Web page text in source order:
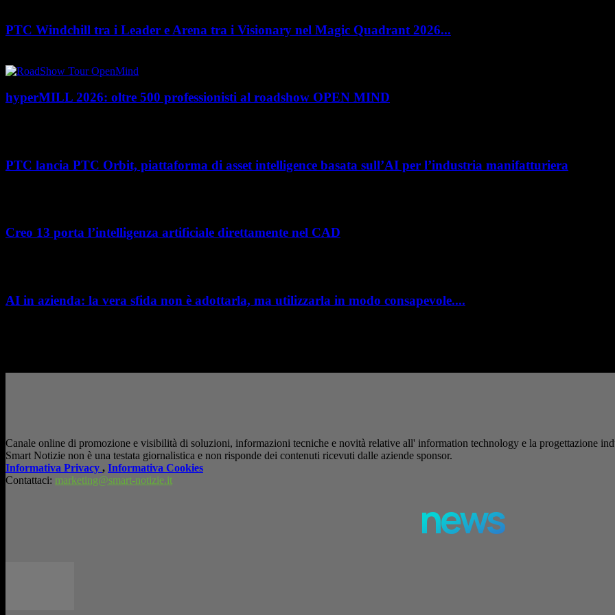
PTC Windchill tra i Leader e Arena tra i Visionary nel Magic Quadrant 2026...
hyperMILL 2026: oltre 500 professionisti al roadshow OPEN MIND
PTC lancia PTC Orbit, piattaforma di asset intelligence basata sull’AI per l’industria manifatturiera
Creo 13 porta l’intelligenza artificiale direttamente nel CAD
AI in azienda: la vera sfida non è adottarla, ma utilizzarla in modo consapevole....
Canale online di promozione e visibilità di soluzioni, informazioni tecniche e novità relative all' information technology e la progettazione
Smart Notizie non è una testata giornalistica e non risponde dei contenuti ricevuti dalle aziende sponsor.
Informativa Privacy , Informativa Cookies
Contattaci: marketing@smart-notizie.it
news